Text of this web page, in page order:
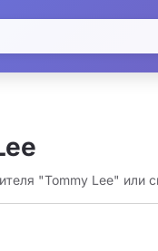
"Tommy Lee" или